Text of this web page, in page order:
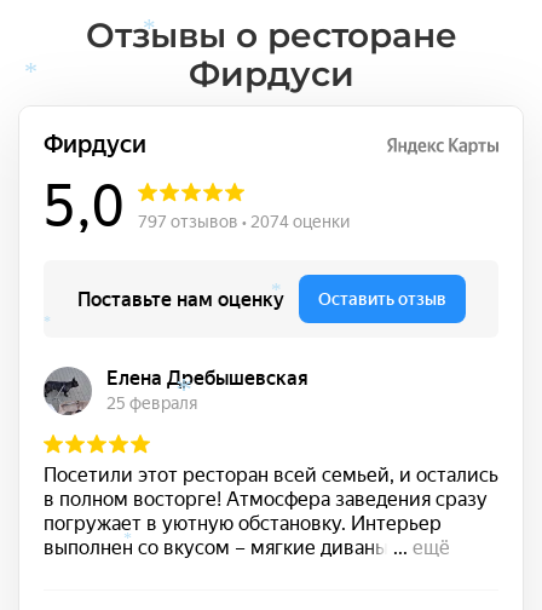
Отзывы о ресторане
Фирдуси
*